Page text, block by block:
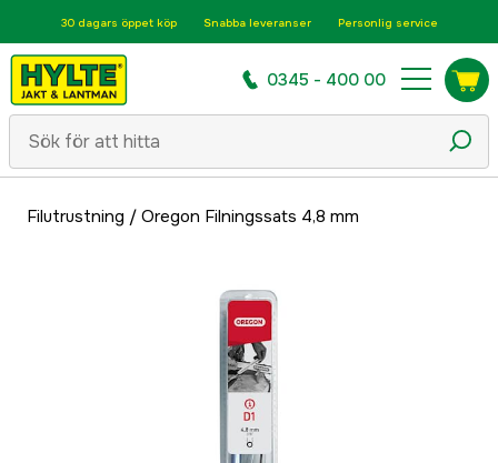
30 dagars öppet köp Snabba leveranser Personlig service
0345 - 400 00
Filutrustning / Oregon Filningssats 4,8 mm